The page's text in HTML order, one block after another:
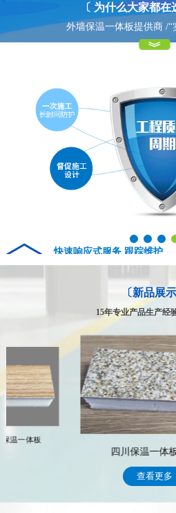
〔 为什么大家都在
外墙保温一体板提供商 /“
01
15年专业产品经验 质量保证
15 years of professional
四川鑫磁源保温材料有限公司，
经工商部门严格审批注册的专
了丰富的行业经验，拥有专业的
每个员工上岗前必须经过严格的
都严格把关，专人专项，每个环
深入了解我们
04
快速响应式服务 跟踪维护
Fast response service tracking
专业的售后服务体系，让你得到
公司拥有一支专业化的技术服
时、高效的为客户提供专业、科
跟踪服务，遇到有关技术和售后
时处理顾客的问题，完善周到的
我们的售后服务
〔新品展示
15年专业产品生产经
保温一体板
四川保温一体
查看更多